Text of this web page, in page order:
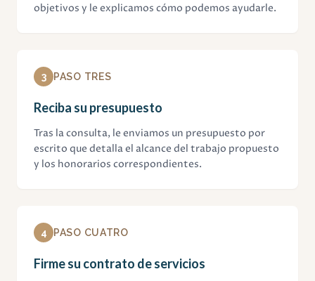
objetivos y le explicamos cómo podemos ayudarle.
3 PASO TRES
Reciba su presupuesto
Tras la consulta, le enviamos un presupuesto por
escrito que detalla el alcance del trabajo propuesto
y los honorarios correspondientes.
4 PASO CUATRO
Firme su contrato de servicios